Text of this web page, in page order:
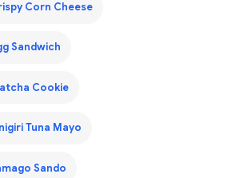
Corn Cheese
Sandwich
Cookie
Tuna Mayo
Sando